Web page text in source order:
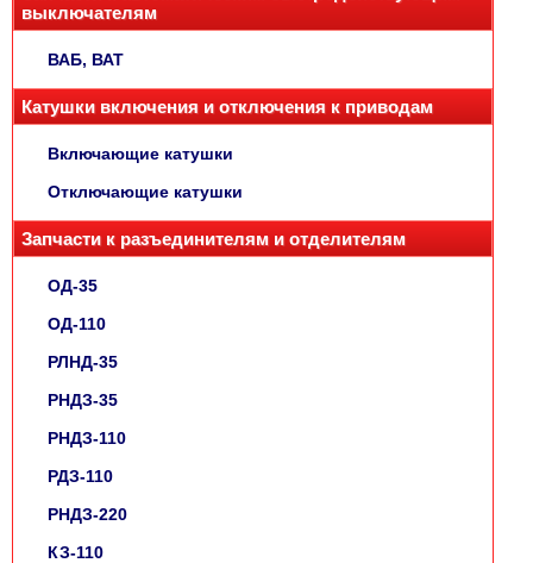
выключателям
ВАБ, ВАТ
Катушки включения и отключения к приводам
Включающие катушки
Отключающие катушки
Запчасти к разъединителям и отделителям
ОД-35
ОД-110
РЛНД-35
РНДЗ-35
РНДЗ-110
РДЗ-110
РНДЗ-220
КЗ-110